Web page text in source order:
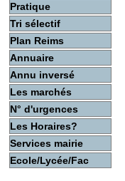
Pratique
Tri sélectif
Plan Reims
Annuaire
Annu inversé
Les marchés
N° d'urgences
Les Horaires?
Services mairie
Ecole/Lycée/Fac